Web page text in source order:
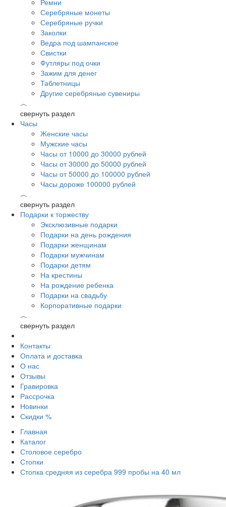
Ремни
Серебряные монеты
Серебряные ручки
Заколки
Ведра под шампанское
Свистки
Футляры под очки
Зажим для денег
Таблетницы
Другие серебряные сувениры
︿
свернуть раздел
Часы
Женские часы
Мужские часы
Часы от 10000 до 30000 рублей
Часы от 30000 до 50000 рублей
Часы от 50000 до 100000 рублей
Часы дороже 100000 рублей
︿
свернуть раздел
Подарки к торжеству
Эксклюзивные подарки
Подарки на день рождения
Подарки женщинам
Подарки мужчинам
Подарки детям
На крестины
На рождение ребенка
Подарки на свадьбу
Корпоративные подарки
︿
свернуть раздел
Контакты
Оплата и доставка
О нас
Отзывы
Гравировка
Рассрочка
Новинки
Скидки %
Главная
Каталог
Столовое серебро
Стопки
Стопка средняя из серебра 999 пробы на 40 мл